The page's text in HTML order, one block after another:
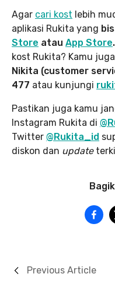
Agar cari kost lebih
aplikasi Rukita yang
Store atau App Store.
kost Rukita? Kamu
Nikita (customer
477 atau kunjungi
Pastikan juga kamu
Instagram Rukita di
Twitter @Rukita_id
diskon dan update
Previous Article